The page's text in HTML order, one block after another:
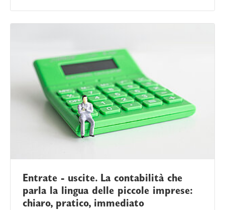
Entrate - uscite. La contabilità che
parla la lingua delle piccole imprese:
chiaro, pratico, immediato